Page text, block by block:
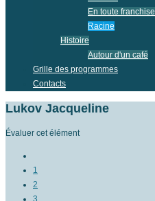
En toute franchise
Racine
Histoire
Autour d'un café
Grille des programmes
Contacts
Lukov Jacqueline
Évaluer cet élément
1
2
3